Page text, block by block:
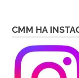
СММ НА